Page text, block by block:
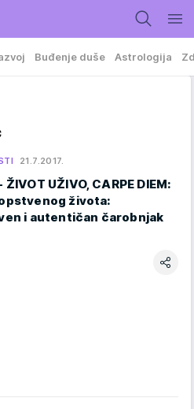
Buđenje duše Astrologija
21.7.2017.
UŽIVO, CARPE DIEM:
života:
i autentičan čarobnjak